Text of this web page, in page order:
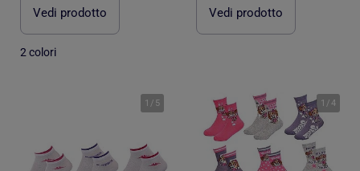
Vedi prodotto
2 colori
Vedi prodotto
1 / 5 1 /4